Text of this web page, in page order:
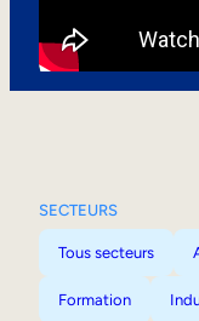
SECTEURS
Tous secteurs
Formation